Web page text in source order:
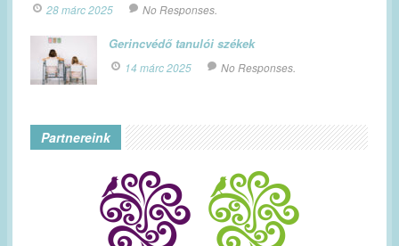
28 márc 2025 No Responses.
Gerincvédő tanulói székek
14 márc 2025 No Responses.
Partnereink